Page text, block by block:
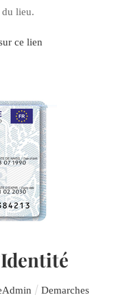
du lieu.
ce lien
Demarches